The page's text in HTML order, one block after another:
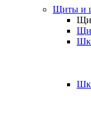
Щиты и